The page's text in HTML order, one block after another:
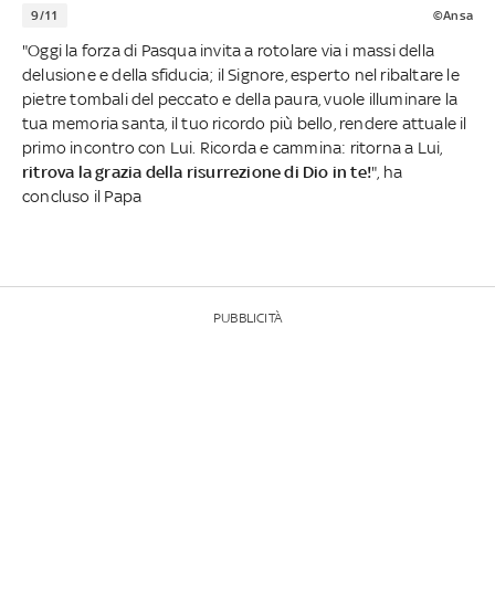
9/11 ©Ansa
"Oggi la forza di Pasqua invita a rotolare via i massi della
delusione e della sfiducia; il Signore, esperto nel ribaltare le
pietre tombali del peccato e della paura, vuole illuminare la
tua memoria santa, il tuo ricordo più bello, rendere attuale il
primo incontro con Lui. Ricorda e cammina: ritorna a Lui,
ritrova la grazia della risurrezione di Dio in te!", ha
concluso il Papa
PUBBLICITÀ